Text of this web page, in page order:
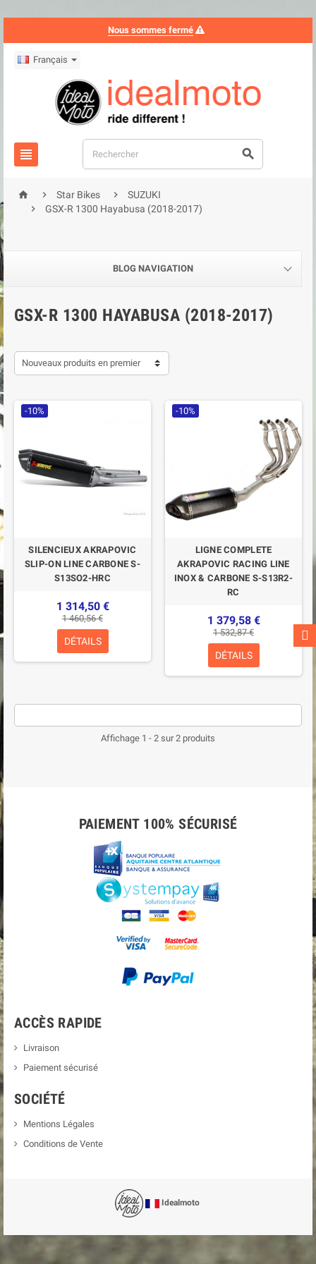
Nous sommes fermé
Français
 
  Star Bikes 
SUZUKI

GSX-R 1300 Hayabusa (2018-2017)
BLOG NAVIGATION
GSX-R 1300 HAYABUSA (2018-2017)
Nouveaux produits en premier
-10%
SILENCIEUX AKRAPOVIC
SLIP-ON LINE CARBONE S-
S13SO2-HRC
1 314,50 €
1 460,56 €
DÉTAILS
-10%
LIGNE COMPLETE
AKRAPOVIC RACING LINE
INOX & CARBONE S-S13R2-
RC
1 379,58 €
1 532,87 €
DÉTAILS
Affichage 1 - 2 sur 2 produits
PAIEMENT 100% SÉCURISÉ
ACCÈS RAPIDE
Livraison
Paiement sécurisé
SOCIÉTÉ
Mentions Légales
Conditions de Vente
Idealmoto